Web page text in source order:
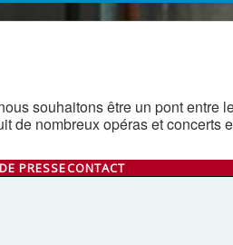
souhaitons être un pont entre
de nombreux opéras et concerts
PRESSECONTACT